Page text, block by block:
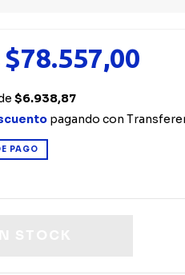
$78.557,00
$6.938,87
pagando con
PAGO